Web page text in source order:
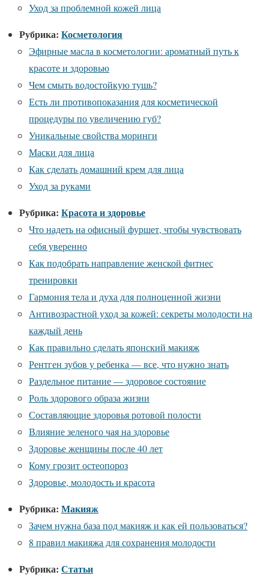
Уход за проблемной кожей лица
Рубрика: Косметология
Эфирные масла в косметологии: ароматный путь к
красоте и здоровью
Чем смыть водостойкую тушь?
Есть ли противопоказания для косметической
процедуры по увеличению губ?
Уникальные свойства моринги
Маски для лица
Как сделать домашний крем для лица
Уход за руками
Рубрика: Красота и здоровье
Что надеть на офисный фуршет, чтобы чувствовать
себя уверенно
Как подобрать направление женской фитнес
тренировки
Гармония тела и духа для полноценной жизни
Антивозрастной уход за кожей: секреты молодости на
каждый день
Как правильно сделать японский макияж
Рентген зубов у ребенка — все, что нужно знать
Раздельное питание — здоровое состояние
Роль здорового образа жизни
Составляющие здоровья ротовой полости
Влияние зеленого чая на здоровье
Здоровье женщины после 40 лет
Кому грозит остеопороз
Здоровье, молодость и красота
Рубрика: Макияж
Зачем нужна база под макияж и как ей пользоваться?
8 правил макияжа для сохранения молодости
Рубрика: Статьи